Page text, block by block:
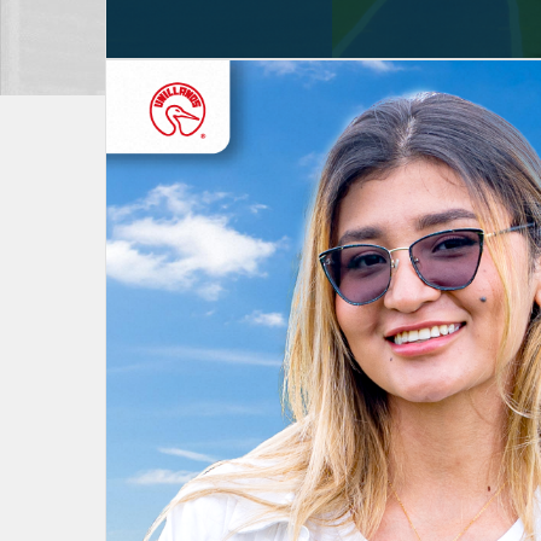
Está aquí:Inicio Agenda Celebración 50 años
Agenda Celebración 50
Escrito por Super User Creado: 02 Octubre 2024